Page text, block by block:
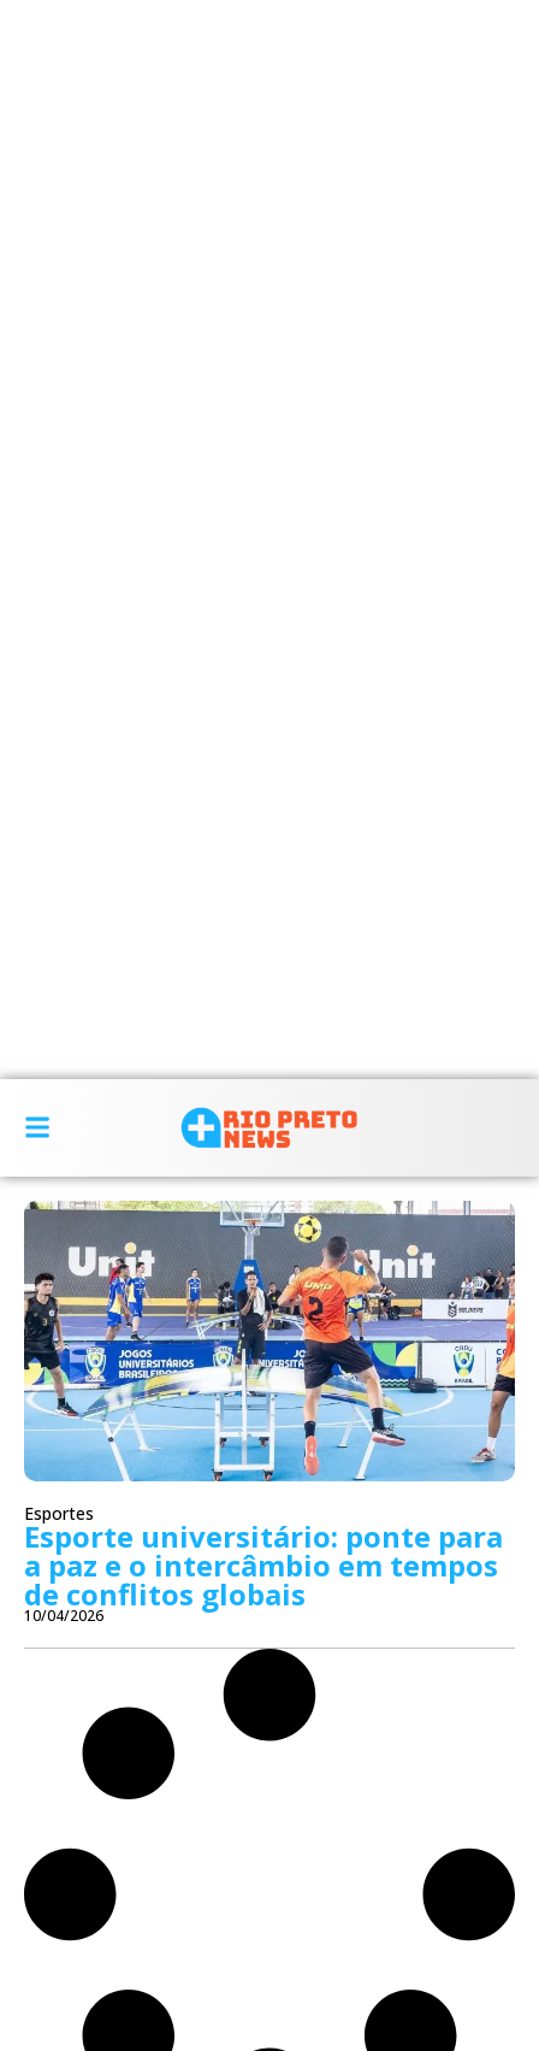
Esportes
Esporte universitário: ponte para
a paz e o intercâmbio em tempos
de conflitos globais
10/04/2026